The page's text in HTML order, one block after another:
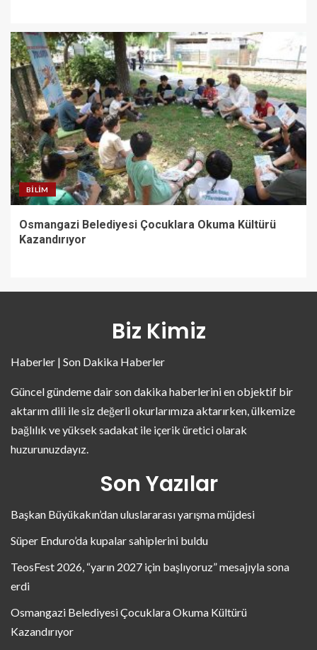
BILIM
Osmangazi Belediyesi Çocuklara Okuma Kültürü
Kazandırıyor
Biz Kimiz
Haberler | Son Dakika Haberler
Güncel gündeme dair son dakika haberlerini en objektif bir
aktarım dili ile siz değerli okurlarımıza aktarırken, ülkemize
bağlılık ve yüksek sadakat ile içerik üretici olarak
huzurunuzdayız.
Son Yazılar
Başkan Büyükakın’dan uluslararası yarışma müjdesi
Süper Enduro’da kupalar sahiplerini buldu
TeosFest 2026, “yarın 2027 için başlıyoruz” mesajıyla sona
erdi
Osmangazi Belediyesi Çocuklara Okuma Kültürü
Kazandırıyor